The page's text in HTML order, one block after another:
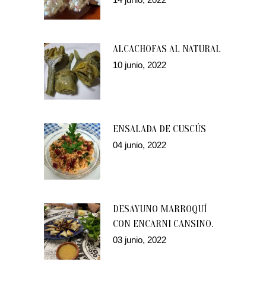
ALCACHOFAS AL NATURAL
10 junio, 2022
ENSALADA DE CUSCÚS
04 junio, 2022
DESAYUNO MARROQUÍ
CON ENCARNI CANSINO.
03 junio, 2022